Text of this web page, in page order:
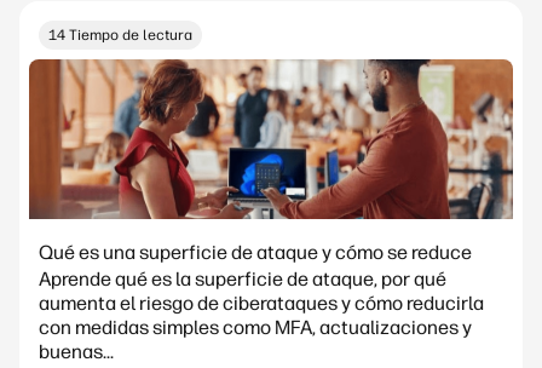
14 Tiempo de lectura
Qué es una superficie de ataque y cómo se reduce
Aprende qué es la superficie de ataque, por qué
aumenta el riesgo de ciberataques y cómo reducirla
con medidas simples como MFA, actualizaciones y
buenas...